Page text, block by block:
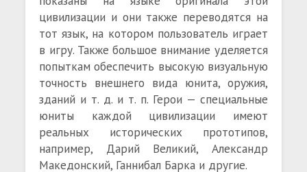
цивилизации и они также переводятся на
тот язык, на котором пользователь играет
в игру. Также большое внимание уделяется
попыткам обеспечить высокую визуальную
точность внешнего вида юнита, оружия,
зданий и т. д. и т. п. Герои — специальные
юниты каждой цивилизации имеют
реальных исторических прототипов,
например, Дарий Великий, Александр
Македонский, Ганнибал Барка и другие.